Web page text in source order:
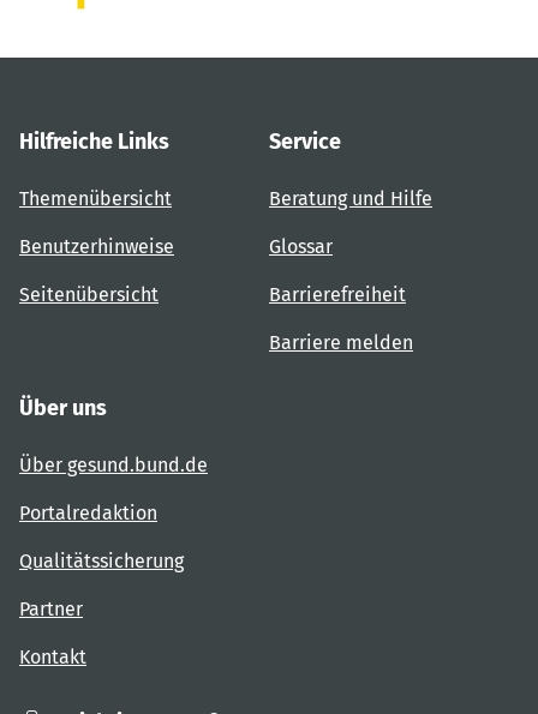
Hilfreiche Links
Themenübersicht
Benutzerhinweise
Seitenübersicht
Service
Beratung und Hilfe
Glossar
Barrierefreiheit
Barriere melden
Über uns
Über gesund.bund.de
Portalredaktion
Qualitätssicherung
Partner
Kontakt